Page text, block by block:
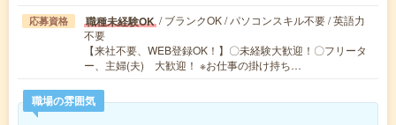
応募資格 職種未経験OK / ブランクOK / パソコンスキル不要 / 英語力
不要
【来社不要、WEB登録OK！】〇未経験大歓迎！〇フリータ
ー、主婦(夫) 大歓迎！ ※お仕事の掛け持ち…
職場の雰囲気